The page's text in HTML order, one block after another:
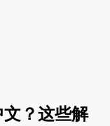
？这些解